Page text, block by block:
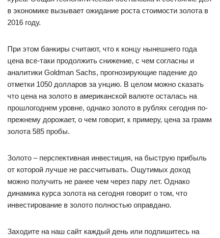
в экономике вызывает ожидание роста стоимости золота в
2016 году.
При этом банкиры считают, что к концу нынешнего года
цена все-таки продолжить снижение, с чем согласны и
аналитики Goldman Sachs, прогнозирующие падение до
отметки 1050 долларов за унцию. В целом можно сказать
что цена на золото в американской валюте осталась на
прошлогоднем уровне, однако золото в рублях сегодня по-
прежнему дорожает, о чем говорит, к примеру, цена за грамм
золота 585 пробы.
Золото – перспективная инвестиция, на быструю прибыль
от которой лучше не рассчитывать. Ощутимых доход
можно получить не ранее чем через пару лет. Однако
динамика курса золота на сегодня говорит о том, что
инвестирование в золото полностью оправдано.
Заходите на наш сайт каждый день или подпишитесь на